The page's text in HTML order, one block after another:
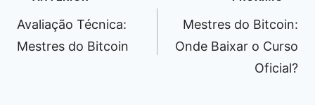
de
Post
Avaliação Técnica:
Mestres do Bitcoin
Mestres do Bitcoin:
Onde Baixar o Curso
Oficial?